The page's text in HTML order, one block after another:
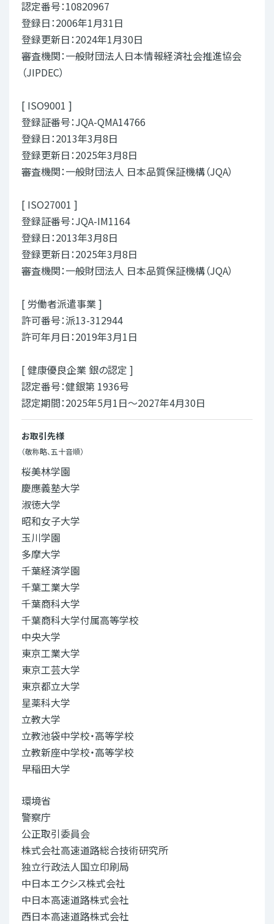
認定番号：10820967
登録日：2006年1月31日
登録更新日：2024年1月30日
審査機関：一般財団法人日本情報経済社会推進協会
（JIPDEC）
[ ISO9001 ]
登録証番号：JQA-QMA14766
登録日：2013年3月8日
登録更新日：2025年3月8日
審査機関：一般財団法人 日本品質保証機構（JQA）
[ ISO27001 ]
登録証番号：JQA-IM1164
登録日：2013年3月8日
登録更新日：2025年3月8日
審査機関：一般財団法人 日本品質保証機構（JQA）
[ 労働者派遣事業 ]
許可番号：派13-312944
許可年月日：2019年3月1日
[ 健康優良企業 銀の認定 ]
認定番号：健銀第 1936号
認定期間：2025年5月1日～2027年4月30日
お取引先様
（敬称略、五十音順）
桜美林学園
慶應義塾大学
淑徳大学
昭和女子大学
玉川学園
多摩大学
千葉経済学園
千葉工業大学
千葉商科大学
千葉商科大学付属高等学校
中央大学
東京工業大学
東京工芸大学
東京都立大学
星薬科大学
立教大学
立教池袋中学校・高等学校
立教新座中学校・高等学校
早稲田大学
環境省
警察庁
公正取引委員会
株式会社高速道路総合技術研究所
独立行政法人国立印刷局
中日本エクシス株式会社
中日本高速道路株式会社
西日本高速道路株式会社